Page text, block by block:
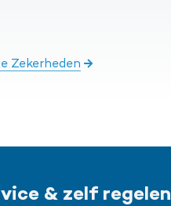
Zekerheden
& zelf regelen